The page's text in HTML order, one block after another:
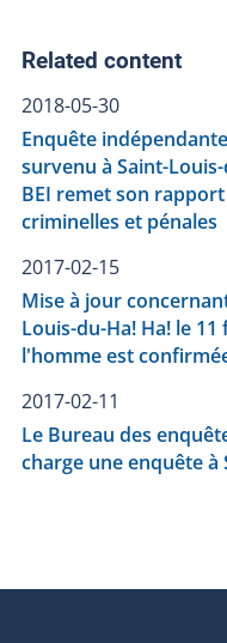
Related content
2018-05-30
Enquête
survenu à Saint-
BEI remet son
criminelles et pénales
2017-02-15
Mise à jour
Louis-du-Ha! Ha! le
l'homme est
2017-02-11
Le Bureau des
charge une enquête à